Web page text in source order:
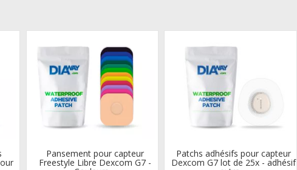
Pansement pour capteur
Freestyle Libre Dexcom G7 -
Patchs adhésifs pour capteur
Dexcom G7 lot de 25x - adhésif